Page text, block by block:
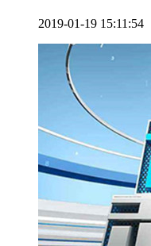
2019-01-19 15:11:54